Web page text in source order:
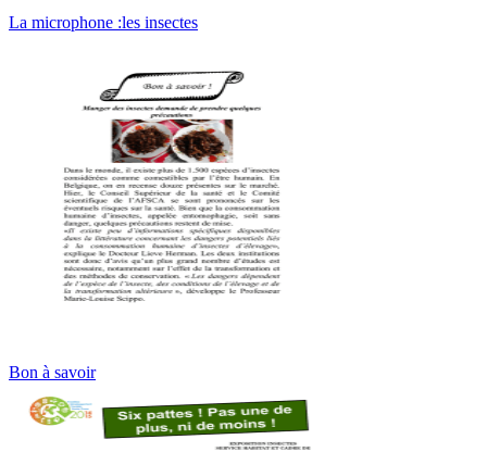
La microphone :les insectes
Bon à savoir